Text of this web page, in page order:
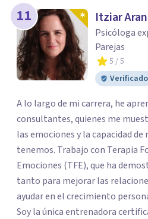
11 Itziar
Psicóloga
Parejas
5 / 5
Verificado
A lo largo de mi carrera, he
consultantes, quienes me
las emociones y la capacidad
tenemos. Trabajo con Terapia
Emociones (TFE), que ha
tanto para mejorar las
ayudar en el crecimiento
Soy la única entrenadora